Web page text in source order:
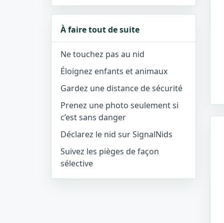
À faire tout de suite
Ne touchez pas au nid
Éloignez enfants et animaux
Gardez une distance de sécurité
Prenez une photo seulement si
c’est sans danger
Déclarez le nid sur SignalNids
Suivez les pièges de façon
sélective